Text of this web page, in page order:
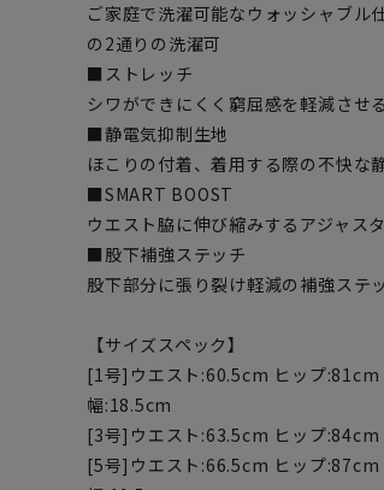
ご家庭で洗濯可能なウォッシャブル
の2通りの洗濯可
■ストレッチ
シワができにくく窮屈感を軽減させ
■静電気抑制生地
ほこりの付着、着用する際の不快な
■SMART BOOST
ウエスト脇に伸び縮みするアジャス
■股下補強ステッチ
股下部分に張り裂け軽減の補強ステ
【サイズスペック】
[1号]ウエスト:60.5cm ヒップ
幅:18.5cm
[3号]ウエスト:63.5cm ヒップ
[5号]ウエスト:66.5cm ヒップ